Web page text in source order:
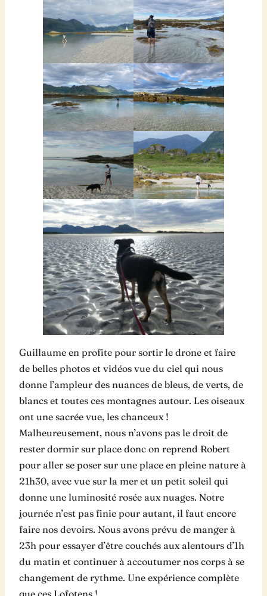
Guillaume en profite pour sortir le drone et faire
de belles photos et vidéos vue du ciel qui nous
donne l’ampleur des nuances de bleus, de verts, de
blancs et toutes ces montagnes autour. Les oiseaux
ont une sacrée vue, les chanceux !
Malheureusement, nous n’avons pas le droit de
rester dormir sur place donc on reprend Robert
pour aller se poser sur une place en pleine nature à
21h30, avec vue sur la mer et un petit soleil qui
donne une luminosité rosée aux nuages. Notre
journée n’est pas finie pour autant, il faut encore
faire nos devoirs. Nous avons prévu de manger à
23h pour essayer d’être couchés aux alentours d’1h
du matin et continuer à accoutumer nos corps à se
changement de rythme. Une expérience complète